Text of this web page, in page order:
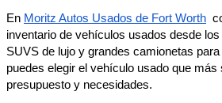
En Moritz Autos Usados de Fort Worth
inventario de vehículos usados desde
SUVS de lujo y grandes camionetas
puedes elegir el vehículo usado que más
presupuesto y necesidades.